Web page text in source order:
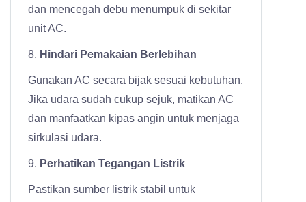
dan mencegah debu menumpuk di sekitar
unit AC.
8. Hindari Pemakaian Berlebihan
Gunakan AC secara bijak sesuai kebutuhan.
Jika udara sudah cukup sejuk, matikan AC
dan manfaatkan kipas angin untuk menjaga
sirkulasi udara.
9. Perhatikan Tegangan Listrik
Pastikan sumber listrik stabil untuk